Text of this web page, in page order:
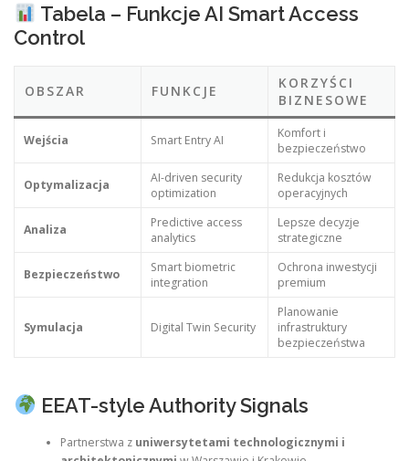
Tabela – Funkcje AI Smart Access
Control
OBSZAR FUNKCJE
KORZYŚCI
BIZNESOWE
Wejścia Smart Entry AI
Komfort i
bezpieczeństwo
Optymalizacja
AI-driven security
optimization
Redukcja kosztów
operacyjnych
Analiza
Predictive access
analytics
Lepsze decyzje
strategiczne
Bezpieczeństwo
Smart biometric
integration
Ochrona inwestycji
premium
Symulacja Digital Twin Security
Planowanie
infrastruktury
bezpieczeństwa
EEAT-style Authority Signals
Partnerstwa z uniwersytetami technologicznymi i